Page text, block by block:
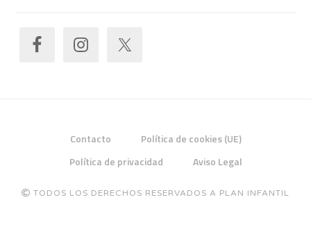
Contacto
Política de cookies (UE)
Política de privacidad
Aviso Legal
TODOS LOS DERECHOS RESERVADOS A PLAN INFANTIL